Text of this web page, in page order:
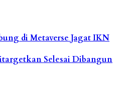
di Metaverse Jagat IKN
Selesai Dibangun